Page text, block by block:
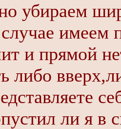
убираем
и прямой
либо
ли я в